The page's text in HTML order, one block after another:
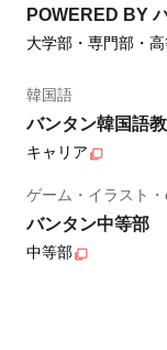
POWERED BY
大学部・専門部・
韓国語
バンタン韓国語
キャリア
ゲーム・イラスト
バンタン中等部
中等部